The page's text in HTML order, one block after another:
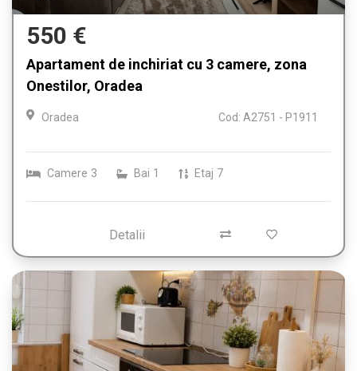
550 €
Apartament de inchiriat cu 3 camere, zona
Onestilor, Oradea
Oradea Cod: A2751 - P1911
Camere 3 Bai 1 Etaj 7
Detalii